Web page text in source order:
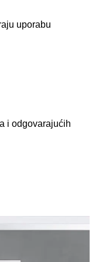
uporabu
i odgovarajućih